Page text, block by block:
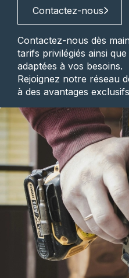
Contactez-nous
Contactez-nous dès
tarifs privilégiés ainsi
adaptées à vos besoins.
Rejoignez notre réseau
à des avantages